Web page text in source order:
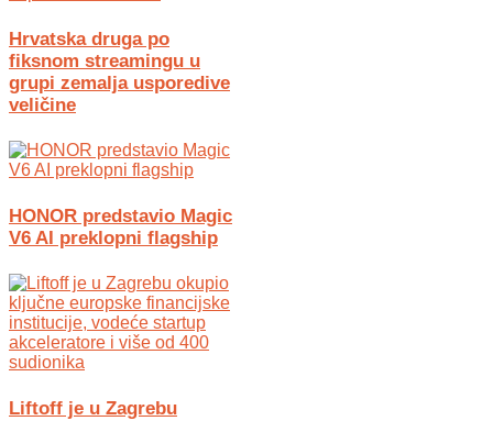
Hrvatska druga po
fiksnom streamingu u
grupi zemalja usporedive
veličine
HONOR predstavio Magic
V6 AI preklopni flagship
Liftoff je u Zagrebu